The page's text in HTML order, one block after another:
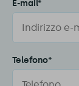
E-mail*
Telefono*